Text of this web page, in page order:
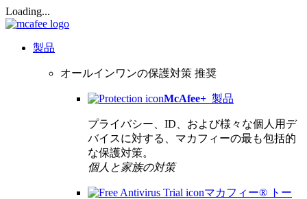
Loading...
製品
オールインワンの保護対策 推奨
McAfee+ 製品
プライバシー、ID、および様々な個人用デ
バイスに対する、マカフィーの最も包括的
な保護対策。
個人と家族の対策
マカフィー® トー